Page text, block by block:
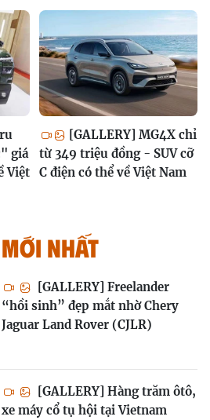
giá
Việt
[GALLERY] MG4X chỉ
từ 349 triệu đồng - SUV cỡ
C điện có thể về Việt Nam
NHẤT
[GALLERY] Freelander
“hồi sinh” đẹp mắt nhờ Chery
Jaguar Land Rover (CJLR)
[GALLERY] Hàng trăm ôtô,
xe máy cổ tụ hội tại Vietnam